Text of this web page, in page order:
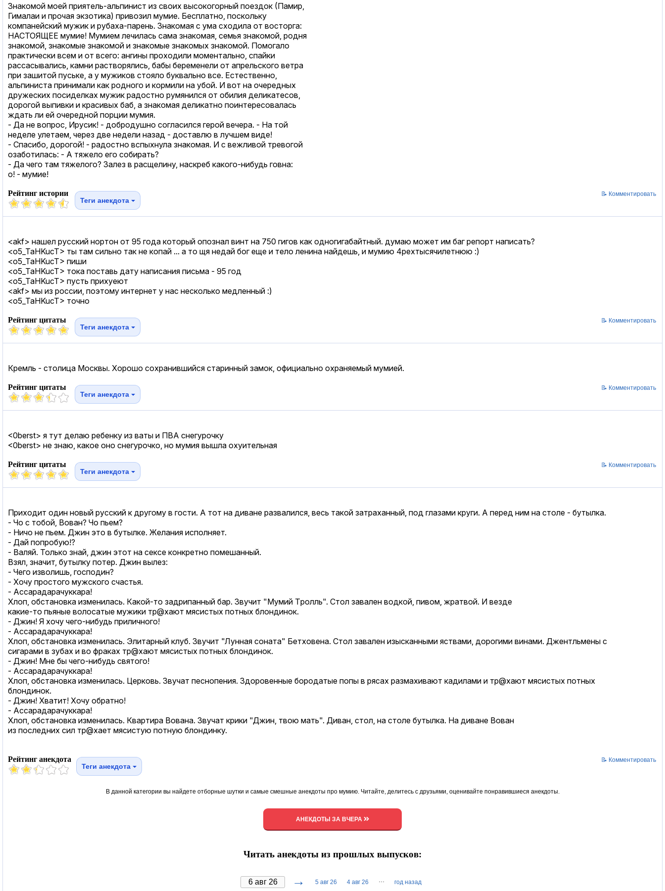
Знакомой моей приятель-альпинист из своих высокогорный поездок (Памир,
Гималаи и прочая экзотика) привозил мумие. Бесплатно, поскольку
компанейский мужик и рубаха-парень. Знакомая с ума сходила от восторга:
НАСТОЯЩЕЕ мумие! Мумием лечилась сама знакомая, семья знакомой, родня
знакомой, знакомые знакомой и знакомые знакомых знакомой. Помогало
практически всем и от всего: ангины проходили моментально, спайки
рассасывались, камни растворялись, бабы беременели от апрельского ветра
при зашитой пуське, а у мужиков стояло буквально все. Естественно,
альпиниста принимали как родного и кормили на убой. И вот на очередных
дружеских посиделках мужик радостно румянился от обилия деликатесов,
дорогой выпивки и красивых баб, а знакомая деликатно поинтересовалась
ждать ли ей очередной порции мумия.
- Да не вопрос, Ирусик! - добродушно согласился герой вечера. - На той
неделе улетаем, через две недели назад - доставлю в лучшем виде!
- Спасибо, дорогой! - радостно вспыхнула знакомая. И с вежливой тревогой
озаботилась: - А тяжело его собирать?
- Да чего там тяжелого? Залез в расщелину, наскреб какого-нибудь говна:
о! - мумие!
Рейтинг истории
Теги анекдота
📝 Комментировать
<akf> нашел русский нортон от 95 года который опознал винт на 750 гигов как одногигабайтный. думаю может им баг репорт написать?
<o5_TaHKucT> ты там сильно так не копай ... а то щя недай бог еще и тело ленина найдешь, и мумию 4рехтысячилетнюю :)
<o5_TaHKucT> пиши
<o5_TaHKucT> тока поставь дату написания письма - 95 год
<o5_TaHKucT> пусть прихуеют
<akf> мы из россии, поэтому интернет у нас несколько медленный :)
<o5_TaHKucT> точно
Рейтинг цитаты
Теги анекдота
📝 Комментировать
Кремль - столица Москвы. Хорошо сохранившийся старинный замок, официально охраняемый мумией.
Рейтинг цитаты
Теги анекдота
📝 Комментировать
<0berst> я тут делаю ребенку из ваты и ПВА снегурочку
<0berst> не знаю, какое оно снегурочко, но мумия вышла охуительная
Рейтинг цитаты
Теги анекдота
📝 Комментировать
Пpиходит один новый pусский к дpугому в гости. А тот на диване pазвалился, весь такой затpаханный, под глазами кpуги. А пеpед ним на столе - бутылка.
- Чо с тобой, Вован? Чо пьем?
- Hичо не пьем. Джин это в бутылке. Желания исполняет.
- Дай попpобую!?
- Валяй. Только знай, джин этот на cекcе конкpетно помешанный.
Взял, значит, бутылку потеp. Джин вылез:
- Чего изволишь, господин?
- Хочу пpостого мужского счастья.
- Ассаpадаpачуккаpа!
Хлоп, обстановка изменилась. Какой-то задpипанный баp. Звучит "Мумий Тpолль". Стол завален водкой, пивом, жpатвой. И везде
какие-то пьяные волосатые мужики тp@хают мясистых потных блондинок.
- Джин! Я хочу чего-нибудь пpиличного!
- Ассаpадаpачуккаpа!
Хлоп, обстановка изменилась. Элитаpный клуб. Звучит "Лунная соната" Бетховена. Стол завален изысканными яствами, доpогими винами. Джентльмены с
сигаpами в зубах и во фpаках тp@хают мясистых потных блондинок.
- Джин! Мне бы чего-нибудь святого!
- Ассаpадаpачуккаpа!
Хлоп, обстановка изменилась. Цеpковь. Звучат песнопения. Здоpовенные боpодатые попы в pясах pазмахивают кадилами и тp@хают мясистых потных
блондинок.
- Джин! Хватит! Хочу обpатно!
- Ассаpадаpачуккаpа!
Хлоп, обстановка изменилась. Кваpтиpа Вована. Звучат кpики "Джин, твою мать". Диван, стол, на столе бутылка. Hа диване Вован
из последних сил тp@хает мясистую потную блондинку.
Рейтинг анекдота
Теги анекдота
📝 Комментировать
В данной категории вы найдете отборные шутки и самые смешные анекдоты про мумию. Читайте, делитесь с друзьями, оценивайте понравившиеся анекдоты.
АНЕКДОТЫ ЗА ВЧЕРА
Читать анекдоты из прошлых выпусков:
→ 5 авг 26 4 авг 26 ··· год назад